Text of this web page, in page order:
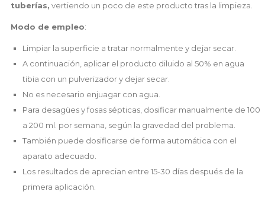
tuberías, vertiendo un poco de este producto tras la limpieza.
Modo de empleo:
Limpiar la superficie a tratar normalmente y dejar secar.
A continuación, aplicar el producto diluido al 50% en agua
tibia con un pulverizador y dejar secar.
No es necesario enjuagar con agua.
Para desagües y fosas sépticas, dosificar manualmente de 100
a 200 ml. por semana, según la gravedad del problema.
También puede dosificarse de forma automática con el
aparato adecuado.
Los resultados de aprecian entre 15-30 días después de la
primera aplicación.